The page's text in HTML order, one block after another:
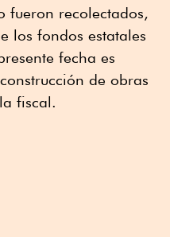
fueron recolectados,
los fondos estatales
fecha es
de obras
fiscal.